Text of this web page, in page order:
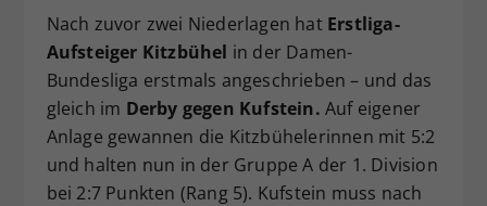
Nach zuvor zwei Niederlagen hatErstliga-
Aufsteiger Kitzbühel in der Damen-
Bundesliga erstmals angeschrieben – und das
gleich im Derby gegen Kufstein. Auf eigener
Anlage gewannen die Kitzbühelerinnen mit 5:2
und halten nun in der Gruppe A der 1. Division
bei 2:7 Punkten (Rang 5). Kufstein muss nach